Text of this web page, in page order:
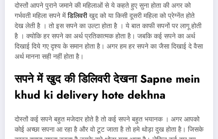
दोस्तों आपने पुराने जमाने की महिलाओं से ये कहते हुए सुना होता की अगर को
गर्भवती महिला सपने मेंडिलिवरीखुद को या किसी दूसरी महिला को प्रेग्नेंत होते
देख लेती है । तो इस सपने का उल्टा होता है । ये बात काफी सपनों पर लागू होती
है । क्योकि हर सपने का अर्थ प्रतिकात्मक होता है। जबकि कई सपने का अर्थ
दिखाई दिये गए दृश्य के समान होता है। अगर हम हर सपने का जैसा दिखाई दे वैसा
अर्थ मानना सही नहीं होता है।
सपने में खुद की डिलिवरी देखना Sapne mein
khud ki delivery hote dekhna
दोस्तों कई सपने बहुत मजेदार होते है तो कई सपने बहुत भयानक । अगर आपको
कोई अच्छा सपना आ रहा है और वो टूट जाता है तो हमे थोड़ा दुख होता है। जिसके